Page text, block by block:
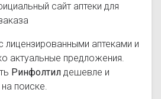
сайт аптеки для
аптеками и
актуальные предложения.
Ринфолтил дешевле и
поиске.